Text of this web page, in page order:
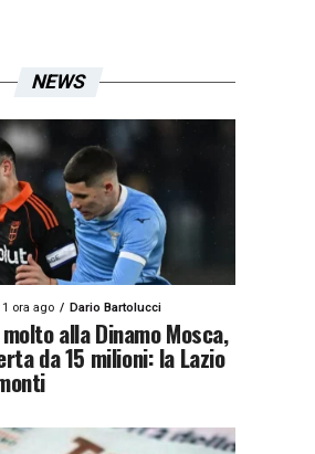
NEWS
1 ora ago Dario Bartolucci
alla Dinamo Mosca,
da 15 milioni: la Lazio